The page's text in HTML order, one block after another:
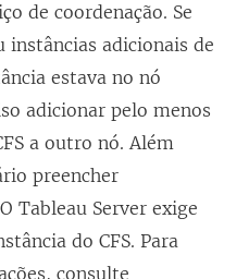
de coordenação. Se
instâncias adicionais de
estava no nó
adicionar pelo menos
a outro nó. Além
preencher
Tableau Server exige
do CFS. Para
consulte